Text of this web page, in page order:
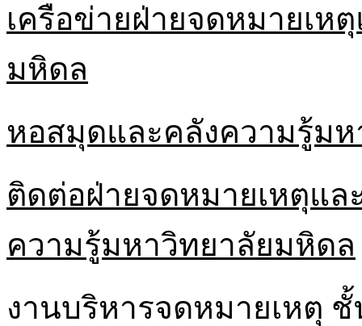
เครือข่ายฝ่ายจดหมายเ
มหิดล
หอสมุดและคลังความรู้ม
ติดต่อฝ่ายจดหมายเหตุแ
ความรู้มหาวิทยาลัยมหิดล
งานบริหารจดหมายเหตุ